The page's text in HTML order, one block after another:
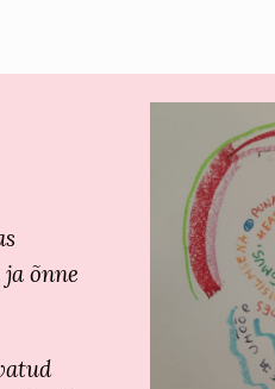
õnne